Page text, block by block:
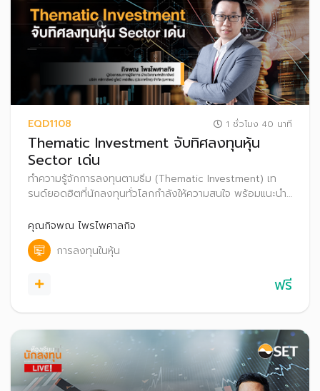
EQD1108 1 ชั่วโมง 40 นาที
Thematic Investment จับทิศลงทุนหุ้น
Sector เด่น
ทำความรู้จักการลงทุนตามธีม (Thematic Investment) เท
รนด์ยอดฮิตที่นักลงทุนทั่วโลกกำลังให้ความสนใจ พร้อมแนะนำ
เพิ่มโอกาสสร้างผลตอบแทนที่ดีในระยะยาว
คุณกิจพณ ไพรไพศาลกิจ
การลงทุนในหุ้น
ฟรี